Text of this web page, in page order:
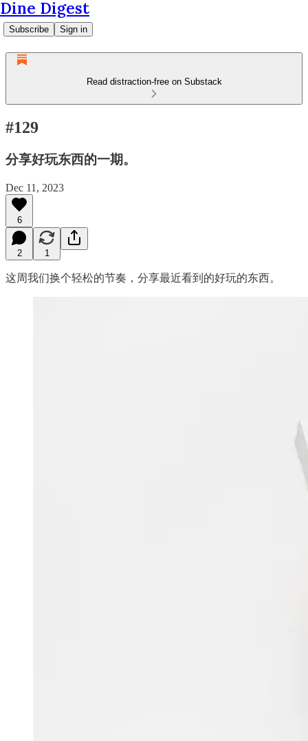
Dine Digest
Subscribe Sign in
Read distraction-free on Substack
#129
分享好玩东西的一期。
Dec 11, 2023
6
2 1
这周我们换个轻松的节奏，分享最近看到的好玩的东西。